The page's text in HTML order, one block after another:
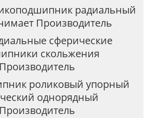
радиальный
Производитель
сферические
скольжения
Производитель
роликовый упорный
однорядный
Производитель